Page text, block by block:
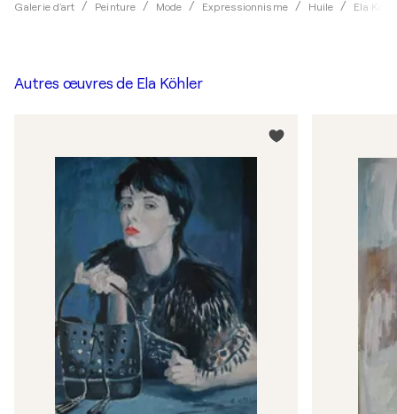
Galerie d'art Peinture Mode Expressionnisme Huile Ela
Autres œuvres de Ela Köhler